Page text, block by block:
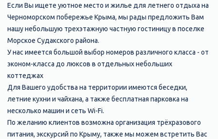
Если Вы ищете уютное место и жилье для летнего отдыха на
Черноморском побережье Крыма, мы рады предложить Вам
нашу небольшую трехэтажную частную гостиницу в поселке
Морское Судакского района.
У нас имеется большой выбор номеров различного класса - от
эконом-класса до люксов в отдельных небольших
коттеджах
Для Вашего удобства на территории имеются беседки,
летние кухни и чайхана, а также бесплатная парковка на
несколько машин и сеть Wi-Fi.
По желанию клиентов возможна организация трёхразового
питания, экскурсий по Крыму, также мы можем встретить Вас